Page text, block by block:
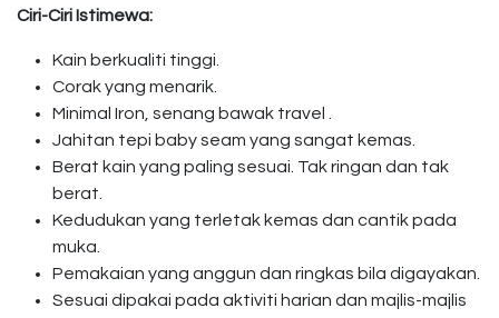
Ciri-Ciri Istimewa:
Kain berkualiti tinggi.
Corak yang menarik.
Minimal Iron, senang bawak travel .
Jahitan tepi baby seam yang sangat kemas.
Berat kain yang paling sesuai. Tak ringan dan tak
berat.
Kedudukan yang terletak kemas dan cantik pada
muka.
Pemakaian yang anggun dan ringkas bila digayakan.
Sesuai dipakai pada aktiviti harian dan majlis-majlis